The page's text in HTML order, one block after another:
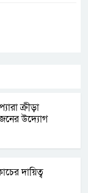
ক্রীড়া
উদ্যোগ
দায়িত্ব